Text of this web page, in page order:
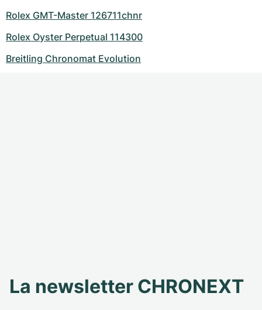
Rolex GMT-Master 126711chnr
Rolex Oyster Perpetual 114300
Breitling Chronomat Evolution
La newsletter CHRONEXT